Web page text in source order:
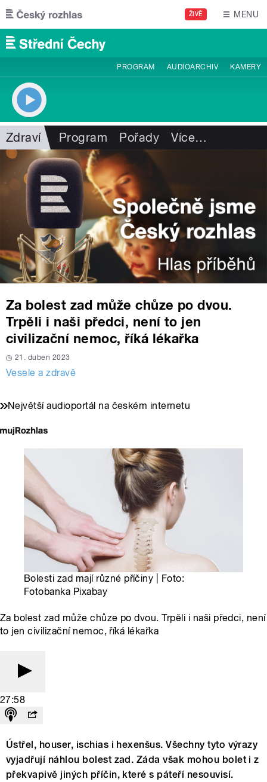
Přejít k hlavnímu obsahu
ŽIVĚ MENU
PROGRAM AUDIOARCHIV KAMERY
Zdraví Program Pořady Více…
Za bolest zad může chůze po dvou.
Trpěli i naši předci, není to jen
civilizační nemoc, říká lékařka
21. duben 2023
Vesele a zdravě
Největší audioportál na českém internetu
Bolesti zad mají různé příčiny | Foto:
Fotobanka Pixabay
Za bolest zad může chůze po dvou. Trpěli i naši předci, není
to jen civilizační nemoc, říká lékařka
27:58
Ústřel, houser, ischias i hexenšus. Všechny tyto výrazy
vyjadřují náhlou bolest zad. Záda však mohou bolet i z
překvapivě jiných příčin, které s páteří nesouvisí.